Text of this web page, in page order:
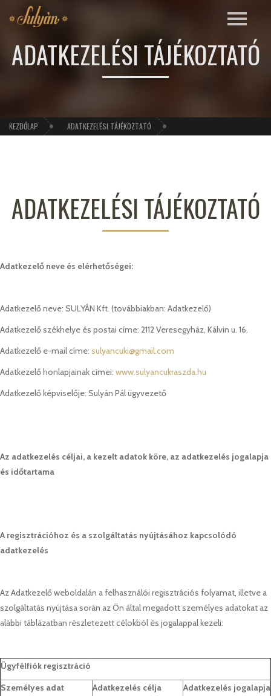
ADATKEZELÉSI TÁJÉKOZTATÓ
KEZDŐLAP ADATKEZELÉSI TÁJÉKOZTATÓ
ADATKEZELÉSI TÁJÉKOZTATÓ
Adatkezelő neve és elérhetőségei:
Adatkezelő neve: SULYÁN Kft. (továbbiakban: Adatkezelő)
Adatkezelő székhelye és postai címe: 2112 Veresegyház, Kálvin u. 16.
Adatkezelő e-mail címe: sulyancuki@gmail.com
Adatkezelő honlapjainak címei: www.sulyancukraszda.hu
Adatkezelő képviselője: Sulyán Pál ügyvezető
Az adatkezelés céljai, a kezelt adatok köre, az adatkezelés jogalapja
és időtartama
A regisztrációhoz és a szolgáltatás nyújtásához kapcsolódó
adatkezelés
Az Adatkezelő weboldalán a felhasználói regisztrációs folyamat, illetve a
szolgáltatás nyújtása során az Ön által megadott személyes adatokat az
alábbi táblázatban részletezett célokból és jogalappal kezeli:
Ügyfélfiók regisztráció
Személyes adat
Adatkezelés célja
Adatkezelés jogalapja